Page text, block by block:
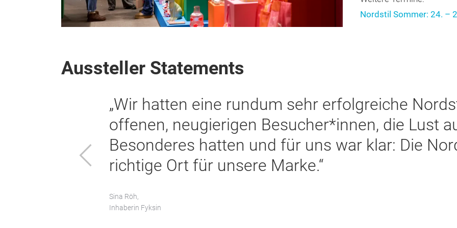
Nordstil Sommer: 24. –
Aussteller Statements
Zurück
„Wir sind sehr zufrieden mit unserer
Besucher*innen waren ausgesprochen
Zeitpunkt im Januar ideal für
Impulse.“
Britta Pedersen,
Sales Manager Lene Bjerre Design